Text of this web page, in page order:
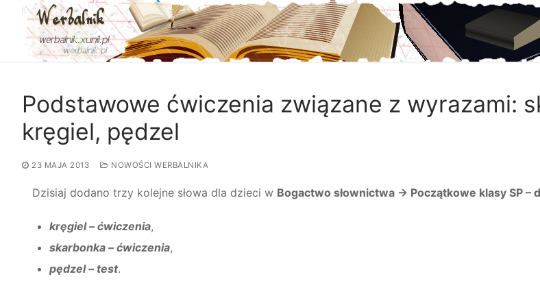
Przejdź
treści
Podstawowe ćwiczenia związane z wyrazami:
kręgiel, pędzel
23 MAJA 2013 NOWOŚCI WERBALNIKA
Dzisiaj dodano trzy kolejne słowa dla dzieci w Bogactwo słownictwa → Początkowe klasy SP –
kręgiel – ćwiczenia,
skarbonka – ćwiczenia,
pędzel – test.